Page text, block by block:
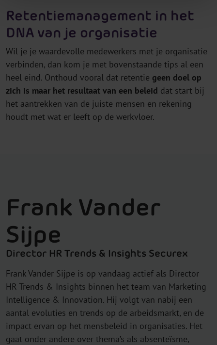
Retentiemanagement in het
DNA van je organisatie
Wil je je waardevolle medewerkers met je organisatie
verbinden, dan kom je met bovenstaande tips al een
heel eind. Onthoud vooral dat retentie geen doel op
zich is maar het resultaat van een beleid dat start bij
het aantrekken van de juiste mensen en rekening
houdt met wat er leeft op de werkvloer.
Frank Vander
Sijpe
Director HR Trends & Insights Securex
Frank Vander Sijpe is op vandaag actief als Director
HR Trends & Insights binnen het team van Marketing
Intelligence & Innovation. Hij volgt van nabij een
aantal evoluties en trends op de arbeidsmarkt, en de
impact ervan op het mensbeleid in organisaties. Het
gaat onder andere over thema’s als absenteïsme,